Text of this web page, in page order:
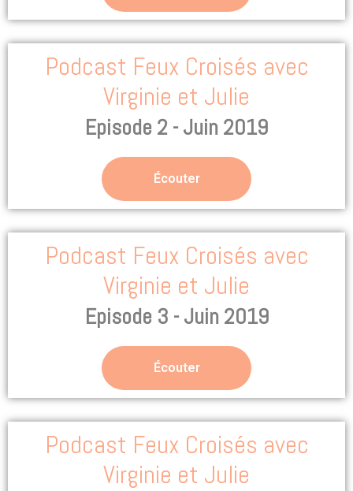
Podcast Feux Croisés avec
Virginie et Julie
Episode 2 - Juin 2019
Écouter
Podcast Feux Croisés avec
Virginie et Julie
Episode 3 - Juin 2019
Écouter
Podcast Feux Croisés avec
Virginie et Julie